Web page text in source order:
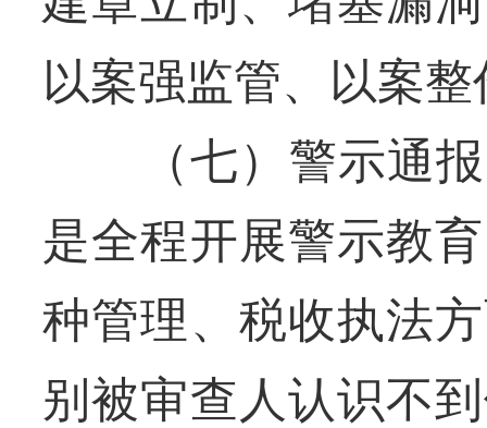
以案强监管、以案
（七）警示通报
是全程开展警示教
种管理、税收执法
别被审查人认识不